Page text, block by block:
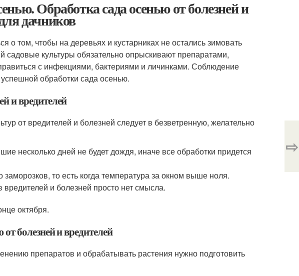
Обработка сада осенью от болезней и
дачников
о том, чтобы на деревьях и кустарниках не остались зимовать
садовые культуры обязательно опрыскивают препаратами,
с инфекциями, бактериями и личинками. Соблюдение
обработки сада осенью.
и вредителей
от вредителей и болезней следует в безветренную, желательно
несколько дней не будет дождя, иначе все обработки придется
то есть когда температура за окном выше ноля.
и болезней просто нет смысла.
октября.
болезней и вредителей
препаратов и обрабатывать растения нужно подготовить
⇨